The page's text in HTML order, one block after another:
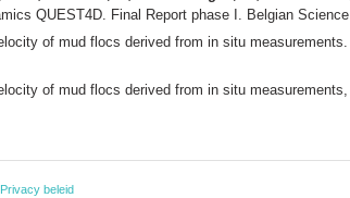
QUEST4D. Final Report phase I. Belgian
of mud flocs derived from in situ measurements.
of mud flocs derived from in situ measurements,
beleid